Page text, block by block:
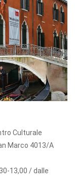
Culturale
Marco 4013/A
13,00 / dalle